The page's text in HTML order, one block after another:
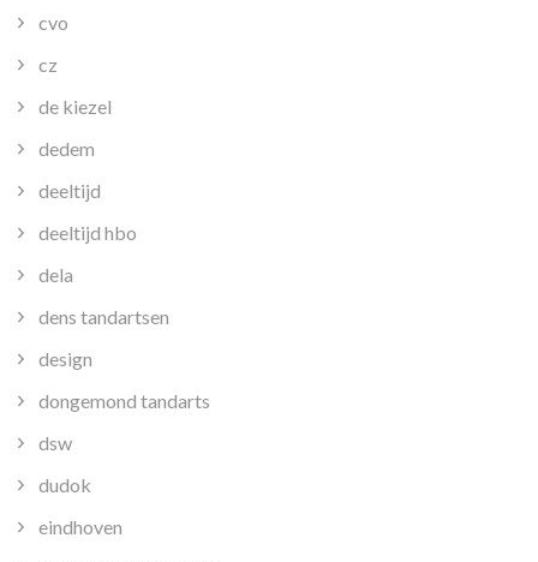
cvo
cz
de kiezel
dedem
deeltijd
deeltijd hbo
dela
dens tandartsen
design
dongemond tandarts
dsw
dudok
eindhoven